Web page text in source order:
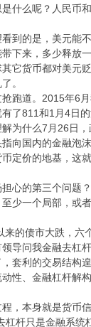
什么呢？人民币
到的是，美元能
下来，多少释放
它货币都对美元
。
跑道。2015年6
了811和1月4日
为什么7月26日
向国内的金融泡
定价的地基，这
心的第三个问题
少一个局部，或
来的债市大跌，六
导问我金融去杠
套利的交易结构
性、金融杠杆解
，本身就是货币
杠杆只是金融系